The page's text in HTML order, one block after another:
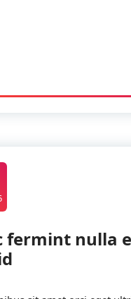
fermint nulla